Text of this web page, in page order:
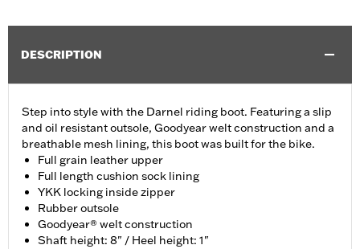
DESCRIPTION
Step into style with the Darnel riding boot. Featuring a slip
and oil resistant outsole, Goodyear welt construction and a
breathable mesh lining, this boot was built for the bike.
Full grain leather upper
Full length cushion sock lining
YKK locking inside zipper
Rubber outsole
Goodyear® welt construction
Shaft height: 8" / Heel height: 1"